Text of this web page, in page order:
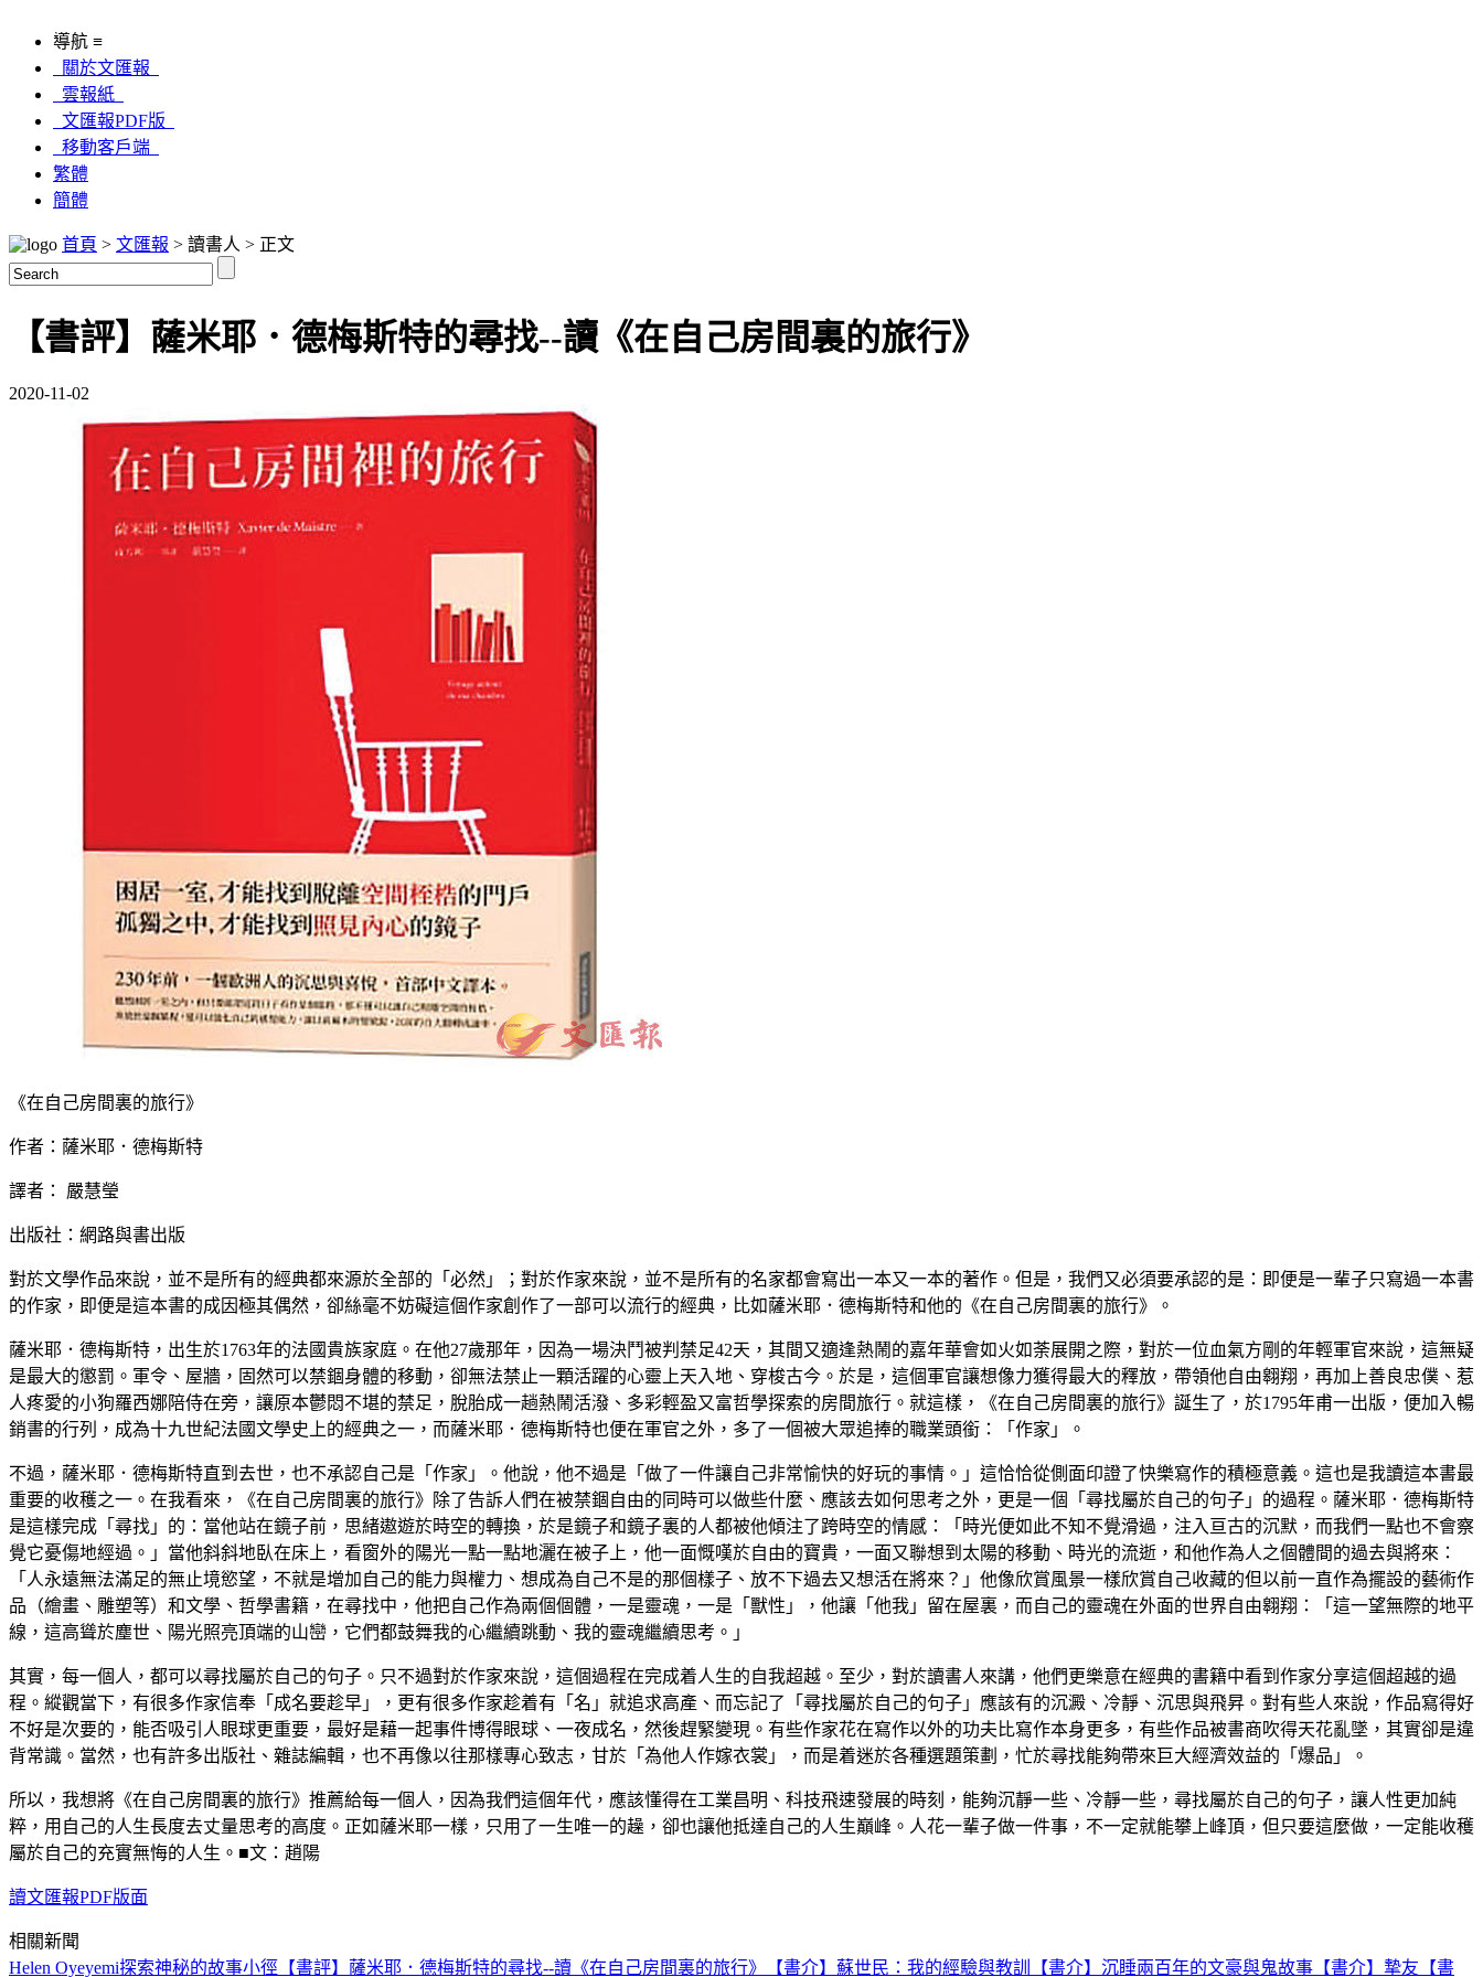
導航 ≡
關於文匯報
雲報紙
文匯報PDF版
移動客戶端
繁體
簡體
首頁 > 文匯報 > 讀書人 > 正文
【書評】薩米耶．德梅斯特的尋找--讀《在自己房間裏的旅行》
2020-11-02
《在自己房間裏的旅行》
作者：薩米耶．德梅斯特
譯者： 嚴慧瑩
出版社：網路與書出版
對於文學作品來說，並不是所有的經典都來源於全部的「必然」；對於作家來說，並不是所有的名家都會寫出一本又一本的著作。但是，我們又必須要承認的是：即便是一輩子只寫過一本書
的作家，即便是這本書的成因極其偶然，卻絲毫不妨礙這個作家創作了一部可以流行的經典，比如薩米耶．德梅斯特和他的《在自己房間裏的旅行》。
薩米耶．德梅斯特，出生於1763年的法國貴族家庭。在他27歲那年，因為一場決鬥被判禁足42天，其間又適逢熱鬧的嘉年華會如火如荼展開之際，對於一位血氣方剛的年輕軍官來說，這無疑
是最大的懲罰。軍令、屋牆，固然可以禁錮身體的移動，卻無法禁止一顆活躍的心靈上天入地、穿梭古今。於是，這個軍官讓想像力獲得最大的釋放，帶領他自由翱翔，再加上善良忠僕、惹
人疼愛的小狗羅西娜陪侍在旁，讓原本鬱悶不堪的禁足，脫胎成一趟熱鬧活潑、多彩輕盈又富哲學探索的房間旅行。就這樣，《在自己房間裏的旅行》誕生了，於1795年甫一出版，便加入暢
銷書的行列，成為十九世紀法國文學史上的經典之一，而薩米耶．德梅斯特也便在軍官之外，多了一個被大眾追捧的職業頭銜：「作家」。
不過，薩米耶．德梅斯特直到去世，也不承認自己是「作家」。他說，他不過是「做了一件讓自己非常愉快的好玩的事情。」這恰恰從側面印證了快樂寫作的積極意義。這也是我讀這本書最
重要的收穫之一。在我看來，《在自己房間裏的旅行》除了告訴人們在被禁錮自由的同時可以做些什麼、應該去如何思考之外，更是一個「尋找屬於自己的句子」的過程。薩米耶．德梅斯特
是這樣完成「尋找」的：當他站在鏡子前，思緒遨遊於時空的轉換，於是鏡子和鏡子裏的人都被他傾注了跨時空的情感：「時光便如此不知不覺滑過，注入亘古的沉默，而我們一點也不會察
覺它憂傷地經過。」當他斜斜地臥在床上，看窗外的陽光一點一點地灑在被子上，他一面慨嘆於自由的寶貴，一面又聯想到太陽的移動、時光的流逝，和他作為人之個體間的過去與將來：
「人永遠無法滿足的無止境慾望，不就是增加自己的能力與權力、想成為自己不是的那個樣子、放不下過去又想活在將來？」他像欣賞風景一樣欣賞自己收藏的但以前一直作為擺設的藝術作
品（繪畫、雕塑等）和文學、哲學書籍，在尋找中，他把自己作為兩個個體，一是靈魂，一是「獸性」，他讓「他我」留在屋裏，而自己的靈魂在外面的世界自由翱翔：「這一望無際的地平
線，這高聳於塵世、陽光照亮頂端的山巒，它們都鼓舞我的心繼續跳動、我的靈魂繼續思考。」
其實，每一個人，都可以尋找屬於自己的句子。只不過對於作家來說，這個過程在完成着人生的自我超越。至少，對於讀書人來講，他們更樂意在經典的書籍中看到作家分享這個超越的過
程。縱觀當下，有很多作家信奉「成名要趁早」，更有很多作家趁着有「名」就追求高產、而忘記了「尋找屬於自己的句子」應該有的沉澱、冷靜、沉思與飛昇。對有些人來說，作品寫得好
不好是次要的，能否吸引人眼球更重要，最好是藉一起事件博得眼球、一夜成名，然後趕緊變現。有些作家花在寫作以外的功夫比寫作本身更多，有些作品被書商吹得天花亂墜，其實卻是違
背常識。當然，也有許多出版社、雜誌編輯，也不再像以往那樣專心致志，甘於「為他人作嫁衣裳」，而是着迷於各種選題策劃，忙於尋找能夠帶來巨大經濟效益的「爆品」。
所以，我想將《在自己房間裏的旅行》推薦給每一個人，因為我們這個年代，應該懂得在工業昌明、科技飛速發展的時刻，能夠沉靜一些、冷靜一些，尋找屬於自己的句子，讓人性更加純
粹，用自己的人生長度去丈量思考的高度。正如薩米耶一樣，只用了一生唯一的趮，卻也讓他抵達自己的人生巔峰。人花一輩子做一件事，不一定就能攀上峰頂，但只要這麼做，一定能收穫
屬於自己的充實無悔的人生。■文：趙陽
讀文匯報PDF版面
相關新聞
Helen Oyeyemi探索神秘的故事小徑 【書評】薩米耶．德梅斯特的尋找--讀《在自己房間裏的旅行》 【書介】蘇世民：我的經驗與教訓 【書介】沉睡兩百年的文豪與鬼故事 【書介】摯友 【書